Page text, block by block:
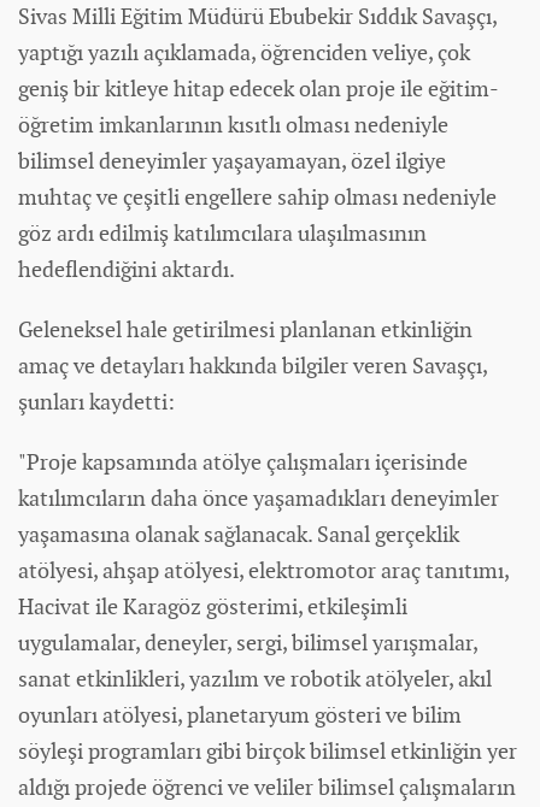
Sivas Milli Eğitim Müdürü Ebubekir Sıddık Savaşçı,
yaptığı yazılı açıklamada, öğrenciden veliye, çok
geniş bir kitleye hitap edecek olan proje ile eğitim-
öğretim imkanlarının kısıtlı olması nedeniyle
bilimsel deneyimler yaşayamayan, özel ilgiye
muhtaç ve çeşitli engellere sahip olması nedeniyle
göz ardı edilmiş katılımcılara ulaşılmasının
hedeflendiğini aktardı.
Geleneksel hale getirilmesi planlanan etkinliğin
amaç ve detayları hakkında bilgiler veren Savaşçı,
şunları kaydetti:
"Proje kapsamında atölye çalışmaları içerisinde
katılımcıların daha önce yaşamadıkları deneyimler
yaşamasına olanak sağlanacak. Sanal gerçeklik
atölyesi, ahşap atölyesi, elektromotor araç tanıtımı,
Hacivat ile Karagöz gösterimi, etkileşimli
uygulamalar, deneyler, sergi, bilimsel yarışmalar,
sanat etkinlikleri, yazılım ve robotik atölyeler, akıl
oyunları atölyesi, planetaryum gösteri ve bilim
söyleşi programları gibi birçok bilimsel etkinliğin yer
aldığı projede öğrenci ve veliler bilimsel çalışmaların